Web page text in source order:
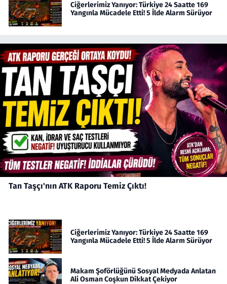
Ciğerlerimiz Yanıyor: Türkiye 24 Saatte 169
Yangınla Mücadele Etti! 5 İlde Alarm Sürüyor
Tan Taşçı'nın ATK Raporu Temiz Çıktı!
Ciğerlerimiz Yanıyor: Türkiye 24 Saatte 169
Yangınla Mücadele Etti! 5 İlde Alarm Sürüyor
Makam Şoförlüğünü Sosyal Medyada Anlatan
Ali Osman Coşkun Dikkat Çekiyor